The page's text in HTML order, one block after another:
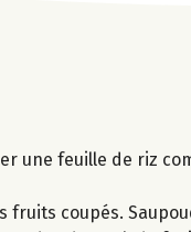
une feuille de riz
fruits coupés.